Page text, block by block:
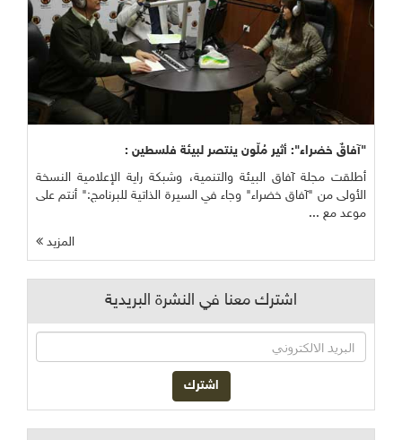
"آفاقٌ خضراء": أثير مُلّون ينتصر لبيئة فلسطين :
أطلقت مجلة آفاق البيئة والتنمية، وشبكة راية الإعلامية النسخة
الأولى من "آفاق خضراء" وجاء في السيرة الذاتية للبرنامج:" أنتم على
موعد مع ...
المزيد
اشترك معنا في النشرة البريدية